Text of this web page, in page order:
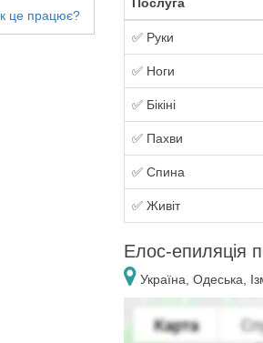
✅ Руки
✅ Ноги
✅ Бікіні
✅ Пахви
✅ Спина
✅ Живіт
Елос-епиляція
Україна, Одеська,